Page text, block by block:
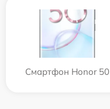
Смартфон Honor 50